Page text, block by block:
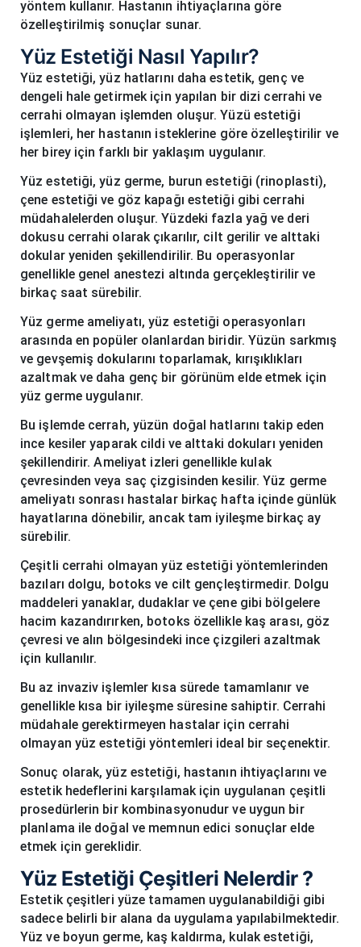
yöntem kullanır. Hastanın ihtiyaçlarına göre
özelleştirilmiş sonuçlar sunar.
Yüz Estetiği Nasıl Yapılır?
Yüz estetiği, yüz hatlarını daha estetik, genç ve
dengeli hale getirmek için yapılan bir dizi cerrahi ve
cerrahi olmayan işlemden oluşur. Yüzü estetiği
işlemleri, her hastanın isteklerine göre özelleştirilir ve
her birey için farklı bir yaklaşım uygulanır.
Yüz estetiği, yüz germe, burun estetiği (rinoplasti),
çene estetiği ve göz kapağı estetiği gibi cerrahi
müdahalelerden oluşur. Yüzdeki fazla yağ ve deri
dokusu cerrahi olarak çıkarılır, cilt gerilir ve alttaki
dokular yeniden şekillendirilir. Bu operasyonlar
genellikle genel anestezi altında gerçekleştirilir ve
birkaç saat sürebilir.
Yüz germe ameliyatı, yüz estetiği operasyonları
arasında en popüler olanlardan biridir. Yüzün sarkmış
ve gevşemiş dokularını toparlamak, kırışıklıkları
azaltmak ve daha genç bir görünüm elde etmek için
yüz germe uygulanır.
Bu işlemde cerrah, yüzün doğal hatlarını takip eden
ince kesiler yaparak cildi ve alttaki dokuları yeniden
şekillendirir. Ameliyat izleri genellikle kulak
çevresinden veya saç çizgisinden kesilir. Yüz germe
ameliyatı sonrası hastalar birkaç hafta içinde günlük
hayatlarına dönebilir, ancak tam iyileşme birkaç ay
sürebilir.
Çeşitli cerrahi olmayan yüz estetiği yöntemlerinden
bazıları dolgu, botoks ve cilt gençleştirmedir. Dolgu
maddeleri yanaklar, dudaklar ve çene gibi bölgelere
hacim kazandırırken, botoks özellikle kaş arası, göz
çevresi ve alın bölgesindeki ince çizgileri azaltmak
için kullanılır.
Bu az invaziv işlemler kısa sürede tamamlanır ve
genellikle kısa bir iyileşme süresine sahiptir. Cerrahi
müdahale gerektirmeyen hastalar için cerrahi
olmayan yüz estetiği yöntemleri ideal bir seçenektir.
Sonuç olarak, yüz estetiği, hastanın ihtiyaçlarını ve
estetik hedeflerini karşılamak için uygulanan çeşitli
prosedürlerin bir kombinasyonudur ve uygun bir
planlama ile doğal ve memnun edici sonuçlar elde
etmek için gereklidir.
Yüz Estetiği Çeşitleri Nelerdir ?
Estetik çeşitleri yüze tamamen uygulanabildiği gibi
sadece belirli bir alana da uygulama yapılabilmektedir.
Yüz ve boyun germe, kaş kaldırma, kulak estetiği,